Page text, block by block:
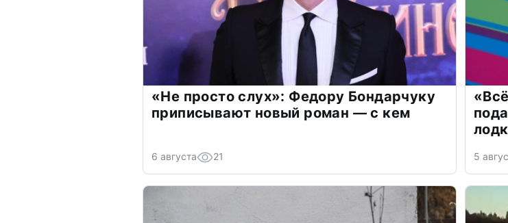
«Не просто слух»: Федору Бондарчуку
приписывают новый роман — с кем
6 августа 21 5